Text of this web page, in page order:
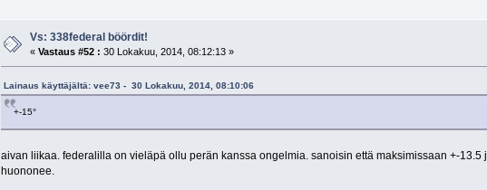
Vs: 338federal böördit!
«Vastaus #52 : 30 Lokakuu, 2014, 08:12:13 »
Lainaus käyttäjältä: vee73 - 30 Lokakuu, 2014, 08:10:06
+-15°
aivan liikaa. federalilla on vieläpä ollu perän kanssa ongelmia. sanoisin että maksimissaan +-
huononee.